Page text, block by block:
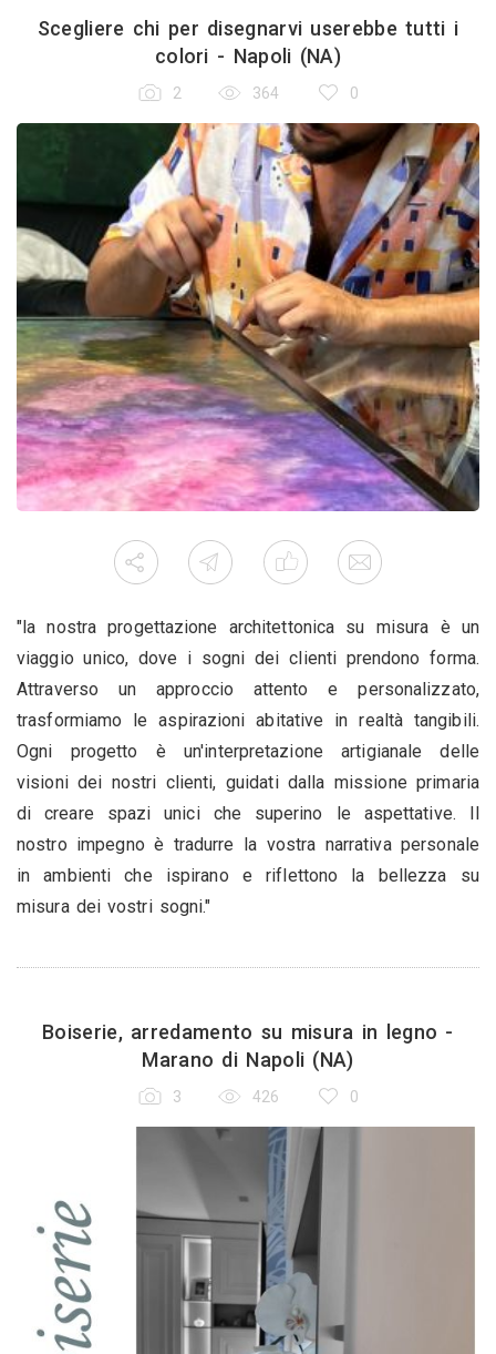
Scegliere chi per disegnarvi userebbe tutti i
colori - Napoli (NA)
2 364 0
"la nostra progettazione architettonica su misura è un
viaggio unico, dove i sogni dei clienti prendono forma.
Attraverso un approccio attento e personalizzato,
trasformiamo le aspirazioni abitative in realtà tangibili.
Ogni progetto è un'interpretazione artigianale delle
visioni dei nostri clienti, guidati dalla missione primaria
di creare spazi unici che superino le aspettative. Il
nostro impegno è tradurre la vostra narrativa personale
in ambienti che ispirano e riflettono la bellezza su
misura dei vostri sogni."
Boiserie, arredamento su misura in legno -
Marano di Napoli (NA)
3 426 0